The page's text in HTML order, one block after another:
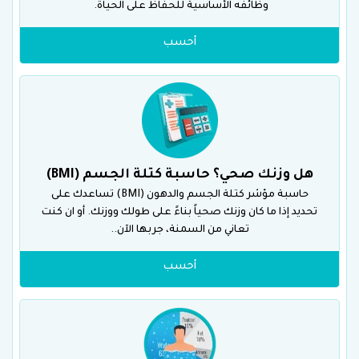
وظائفه الأساسية للحفاظ على الحياة.
أحسب
هل وزنك صحي؟ حاسبة كتلة الجسم (BMI)
حاسبة مؤشر كتلة الجسم والدهون (BMI) تساعدك على
تحديد إذا ما كان وزنك صحياً بناءً على طولك ووزنك. أو ان كنت
تعاني من السمنة، جربها الآن..
أحسب